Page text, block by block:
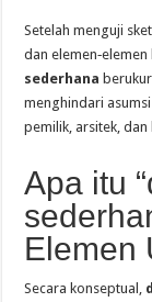
Setelah menguji
dan
sederhana
menghindari
pemilik, arsitek,
Apa itu
Elemen
Secara konseptual,